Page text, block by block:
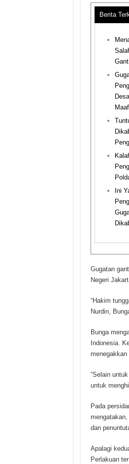
Berita
Maaf
Ini
Gugatan
Negeri
“Hakim
Nurdin,
Bunga
Indonesia.
menegakkan
“Selain
untuk
Pada
dan
Apalagi
Perlakuan